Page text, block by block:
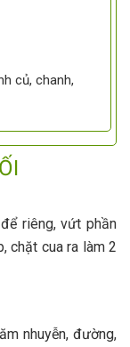
củ, chanh,
riêng, vứt phần
chặt cua ra làm 2
nhuyễn, đường,